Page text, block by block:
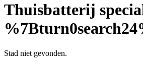
Thuisbatterij
Stad niet gevonden.